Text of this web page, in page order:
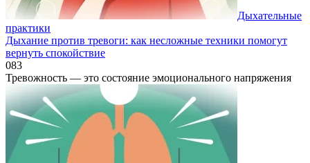
Дыхательные
практики
Дыхание против тревоги: как несложные техники помогут
вернуть спокойствие
083
Тревожность — это состояние эмоционального напряжения